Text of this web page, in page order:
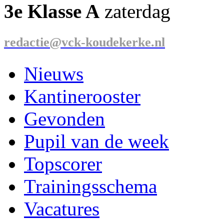
3e Klasse A zaterdag
redactie@vck-koudekerke.nl
Nieuws
Kantinerooster
Gevonden
Pupil van de week
Topscorer
Trainingsschema
Vacatures